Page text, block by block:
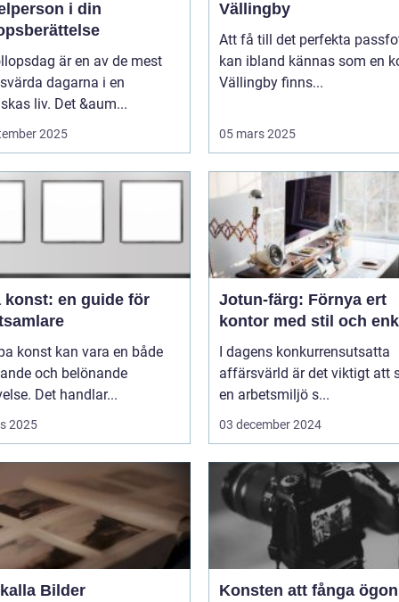
i din
är en av de mest
dagarna i en
liv. Det &aum...
2025
Vällingby
Att få till det perfekta
kan ibland kännas som en
Vällingby finns...
05 mars 2025
konst: en guide för
konst kan vara en både
och belönande
Det handlar...
2025
Jotun-färg: Förnya ert
kontor med stil och
I dagens konkurrensutsatta
affärsvärld är det viktigt att
en arbetsmiljö s...
03 december 2024
Bilder
Konsten att fånga